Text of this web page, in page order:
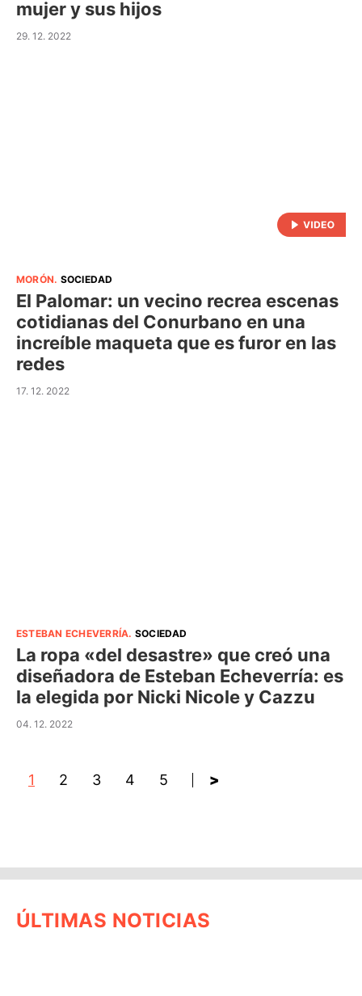
mujer y sus hijos
29. 12. 2022
MORÓN. SOCIEDAD
El Palomar: un vecino recrea escenas
cotidianas del Conurbano en una
increíble maqueta que es furor en las
redes
17. 12. 2022
ESTEBAN ECHEVERRÍA. SOCIEDAD
La ropa «del desastre» que creó una
diseñadora de Esteban Echeverría: es
la elegida por Nicki Nicole y Cazzu
04. 12. 2022
1 2 3 4 5 >
ÚLTIMAS NOTICIAS